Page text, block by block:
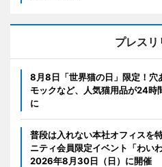
プレスリ
8月8日「世界猫の日」限定！穴
モックなど、人気猫用品が24時
に
普段は入れない本社オフィスを
ニティ会員限定イベント「わい
2026年8月30日（日）に開催